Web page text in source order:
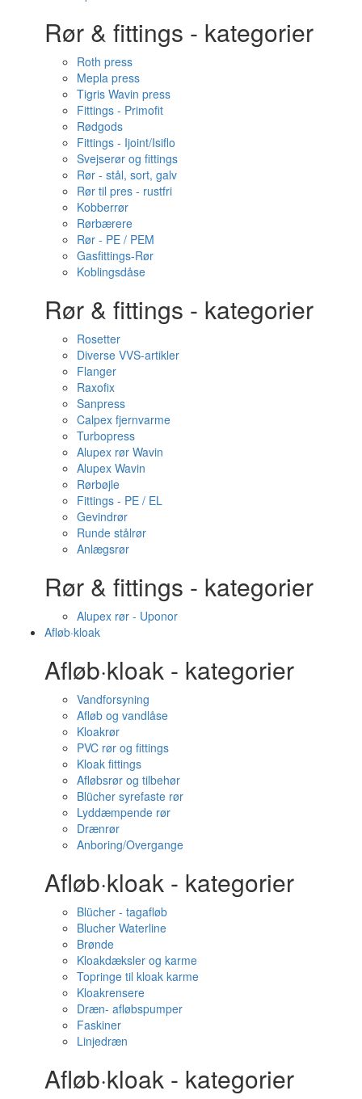
Rør & fittings - kategorier
Roth press
Mepla press
Tigris Wavin press
Fittings - Primofit
Rødgods
Fittings - Ijoint/Isiflo
Svejserør og fittings
Rør - stål, sort, galv
Rør til pres - rustfri
Kobberrør
Rørbærere
Rør - PE / PEM
Gasfittings-Rør
Koblingsdåse
Rør & fittings - kategorier
Rosetter
Diverse VVS-artikler
Flanger
Raxofix
Sanpress
Calpex fjernvarme
Turbopress
Alupex rør Wavin
Alupex Wavin
Rørbøjle
Fittings - PE / EL
Gevindrør
Runde stålrør
Anlægsrør
Rør & fittings - kategorier
Alupex rør - Uponor
Afløb·kloak
Afløb·kloak - kategorier
Vandforsyning
Afløb og vandlåse
Kloakrør
PVC rør og fittings
Kloak fittings
Afløbsrør og tilbehør
Blücher syrefaste rør
Lyddæmpende rør
Drænrør
Anboring/Overgange
Afløb·kloak - kategorier
Blücher - tagafløb
Blucher Waterline
Brønde
Kloakdæksler og karme
Topringe til kloak karme
Kloakrensere
Dræn- afløbspumper
Faskiner
Linjedræn
Afløb·kloak - kategorier